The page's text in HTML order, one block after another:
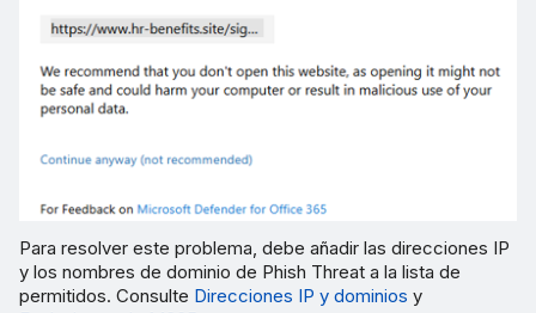
Para resolver este problema, debe añadir las direcciones IP
y los nombres de dominio de Phish Threat a la lista de
permitidos. Consulte Direcciones IP y dominios y